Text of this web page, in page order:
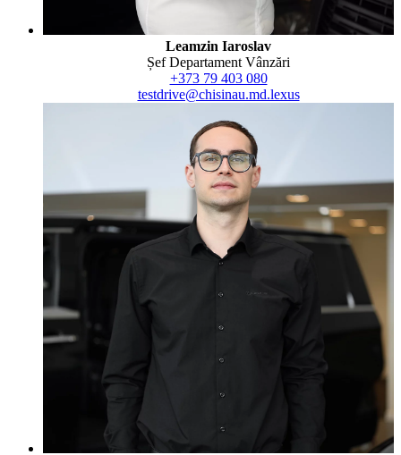
Leamzin Iaroslav
Șef Departament Vânzări
+373 79 403 080
testdrive@chisinau.md.lexus